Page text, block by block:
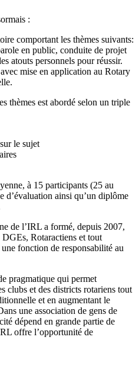
:
comportant les thèmes suivants:
en public, conduite de projet
atouts personnels pour réussir.
mise en application au Rotary
thèmes est abordé selon un triple
le sujet
à 15 participants (25 au
d’évaluation ainsi qu’un diplôme
de l’IRL a formé, depuis 2007,
DGEs, Rotaractiens et tout
fonction de responsabilité au
pragmatique qui permet
clubs et des districts rotariens tout
et en augmentant le
une association de gens de
dépend en grande partie de
offre l’opportunité de